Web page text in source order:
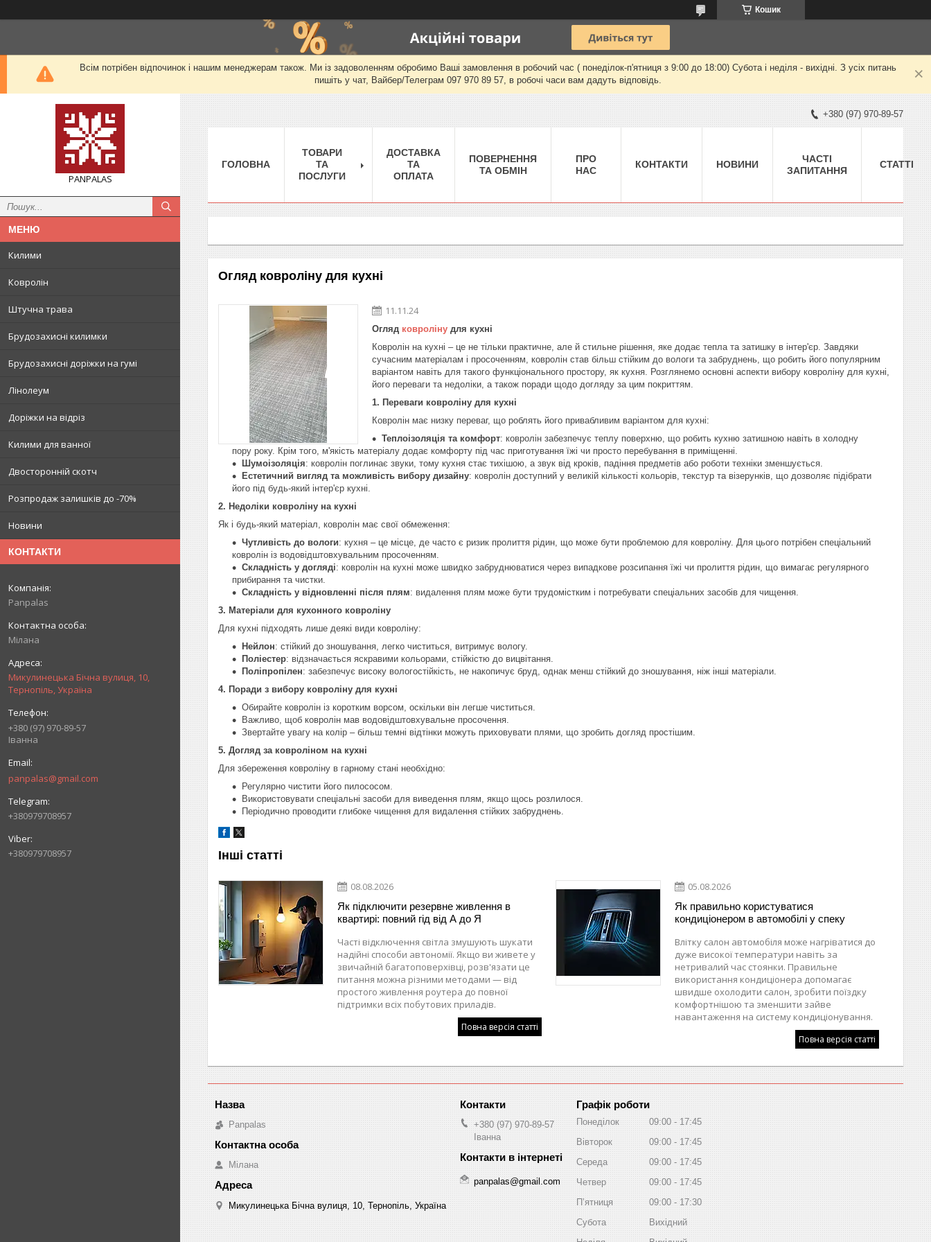
Кошик
Всім потрібен відпочинок і нашим менеджерам також. Ми із задоволенням обробимо Ваші замовлення в робочий час ( понеділок-п'ятниця з 9:00 до 18:00) Субота і неділя - вихідні. З усіх питань
пишіть у чат, Вайбер/Телеграм 097 970 89 57, в робочі часи вам дадуть відповідь.
PANPALAS
Килими
Ковролін
Штучна трава
Брудозахисні килимки
Брудозахисні доріжки на гумі
Лінолеум
Доріжки на відріз
Килими для ванної
Двосторонній скотч
Розпродаж залишків до -70%
Новини
КОНТАКТИ
Panpalas
Мілана
Микулинецька Бічна вулиця, 10,
Тернопіль, Україна
+380 (97) 970-89-57
Іванна
panpalas@gmail.com
+380979708957
+380979708957
+380 (97) 970-89-57
ГОЛОВНА
ТОВАРИ
ТА
ПОСЛУГИ
ДОСТАВКА
ТА
ОПЛАТА
ПОВЕРНЕННЯ
ТА ОБМІН
ПРО
НАС
КОНТАКТИ НОВИНИ
ЧАСТІ
ЗАПИТАННЯ
СТАТТІ
Огляд ковроліну для кухні
11.11.24
Огляд ковроліну для кухні
Ковролін на кухні – це не тільки практичне, але й стильне рішення, яке додає тепла та затишку в інтер'єр. Завдяки
сучасним матеріалам і просоченням, ковролін став більш стійким до вологи та забруднень, що робить його популярним
варіантом навіть для такого функціонального простору, як кухня. Розглянемо основні аспекти вибору ковроліну для кухні,
його переваги та недоліки, а також поради щодо догляду за цим покриттям.
1. Переваги ковроліну для кухні
Ковролін має низку переваг, що роблять його привабливим варіантом для кухні:
Теплоізоляція та комфорт: ковролін забезпечує теплу поверхню, що робить кухню затишною навіть в холодну
пору року. Крім того, м'якість матеріалу додає комфорту під час приготування їжі чи просто перебування в приміщенні.
Шумоізоляція: ковролін поглинає звуки, тому кухня стає тихішою, а звук від кроків, падіння предметів або роботи техніки зменшується.
Естетичний вигляд та можливість вибору дизайну: ковролін доступний у великій кількості кольорів, текстур та візерунків, що дозволяє підібрати
його під будь-який інтер'єр кухні.
2. Недоліки ковроліну на кухні
Як і будь-який матеріал, ковролін має свої обмеження:
Чутливість до вологи: кухня – це місце, де часто є ризик пролиття рідин, що може бути проблемою для ковроліну. Для цього потрібен спеціальний
ковролін із водовідштовхувальним просоченням.
Складність у догляді: ковролін на кухні може швидко забруднюватися через випадкове розсипання їжі чи пролиття рідин, що вимагає регулярного
прибирання та чистки.
Складність у відновленні після плям: видалення плям може бути трудомістким і потребувати спеціальних засобів для чищення.
3. Матеріали для кухонного ковроліну
Для кухні підходять лише деякі види ковроліну:
Нейлон: стійкий до зношування, легко чиститься, витримує вологу.
Поліестер: відзначається яскравими кольорами, стійкістю до вицвітання.
Поліпропілен: забезпечує високу вологостійкість, не накопичує бруд, однак менш стійкий до зношування, ніж інші матеріали.
4. Поради з вибору ковроліну для кухні
Обирайте ковролін із коротким ворсом, оскільки він легше чиститься.
Важливо, щоб ковролін мав водовідштовхувальне просочення.
Звертайте увагу на колір – більш темні відтінки можуть приховувати плями, що зробить догляд простішим.
5. Догляд за ковроліном на кухні
Для збереження ковроліну в гарному стані необхідно:
Регулярно чистити його пилососом.
Використовувати спеціальні засоби для виведення плям, якщо щось розлилося.
Періодично проводити глибоке чищення для видалення стійких забруднень.
Інші статті
08.08.2026
Як підключити резервне живлення в
квартирі: повний гід від А до Я
Часті відключення світла змушують шукати
надійні способи автономії. Якщо ви живете у
звичайній багатоповерхівці, розв'язати це
питання можна різними методами — від
простого живлення роутера до повної
підтримки всіх побутових приладів.
Повна версія статті
05.08.2026
Як правильно користуватися
кондиціонером в автомобілі у спеку
Влітку салон автомобіля може нагріватися до
дуже високої температури навіть за
нетривалий час стоянки. Правильне
використання кондиціонера допомагає
швидше охолодити салон, зробити поїздку
комфортнішою та зменшити зайве
навантаження на систему кондиціонування.
Повна версія статті
Panpalas
Мілана
Микулинецька Бічна вулиця, 10, Тернопіль, Україна
+380 (97) 970-89-57
Іванна
panpalas@gmail.com
Графік роботи
Понеділок 09:00
17:45
Вівторок
09:00
17:45
Середа
09:00
17:45
Четвер
09:00
17:45
Пʼятниця
09:00
17:30
Субота
Вихідний